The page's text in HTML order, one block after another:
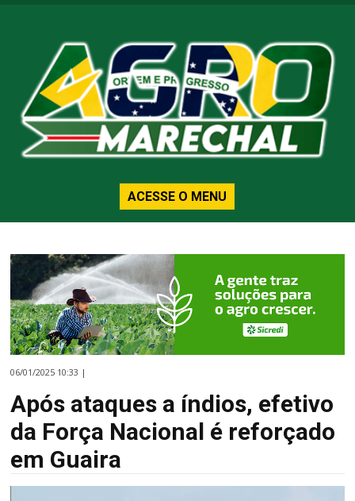
ACESSE O MENU
06/01/2025 10:33 |
Após ataques a índios, efetivo
da Força Nacional é reforçado
em Guaira